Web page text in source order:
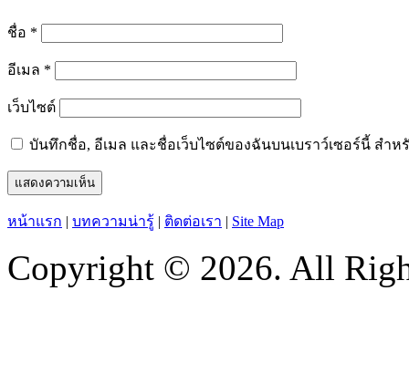
ชื่อ *
อีเมล *
เว็บไซต์
บันทึกชื่อ, อีเมล และชื่อเว็บไซต์ของฉันบนเบราว์เซอร์นี้ สำห
หน้าแรก | บทความน่ารู้ | ติดต่อเรา | Site Map
Copyright © 2026. All